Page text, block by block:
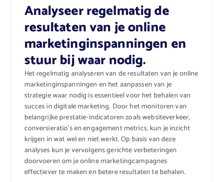
Analyseer regelmatig de
resultaten van je online
marketinginspanningen en
stuur bij waar nodig.
Het regelmatig analyseren van de resultaten van je online
marketinginspanningen en het aanpassen van je
strategie waar nodig is essentieel voor het behalen van
succes in digitale marketing. Door het monitoren van
belangrijke prestatie-indicatoren zoals websiteverkeer,
conversieratio’s en engagement metrics, kun je inzicht
krijgen in wat wel en niet werkt. Op basis van deze
analyses kun je vervolgens gerichte verbeteringen
doorvoeren om je online marketingcampagnes
effectiever te maken en betere resultaten te behalen.